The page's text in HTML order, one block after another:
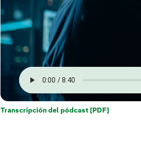
Transcripción del pódcast [PDF]